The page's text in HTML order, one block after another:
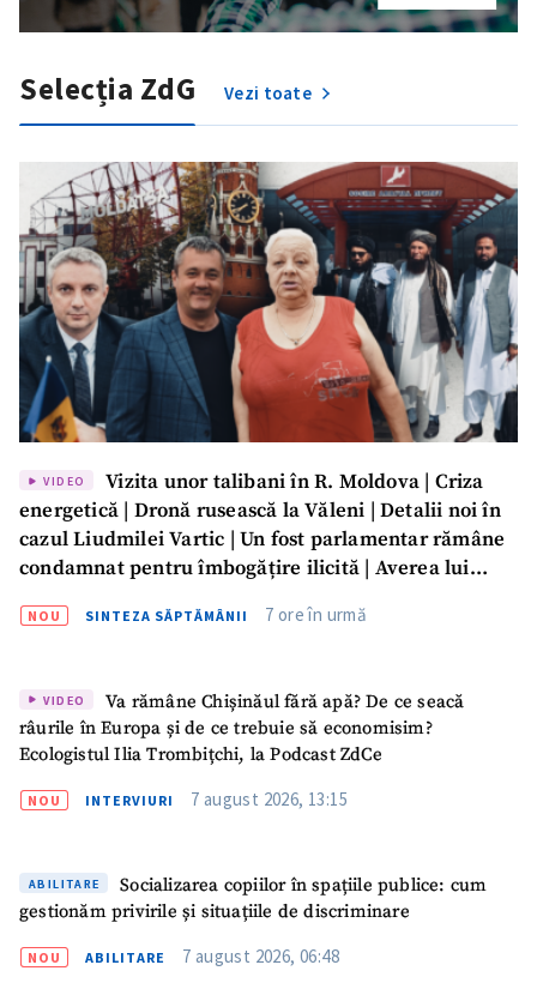
Trimite o informație
Despre ZdG
in English
на русском
Selecția ZdG Vezi toate
VIDEO
Vizita unor talibani în R. Moldova | Criza
energetică | Dronă rusească la Văleni | Detalii noi în
cazul Liudmilei Vartic | Un fost parlamentar rămâne
condamnat pentru îmbogățire ilicită | Averea lui
GARDĂ
NOU SINTEZA SĂPTĂMÂNII 7 ore în urmă
VIDEO
Va rămâne Chișinăul fără apă? De ce seacă
râurile în Europa și de ce trebuie să economisim?
Ecologistul Ilia Trombițchi, la Podcast ZdCe
NOU INTERVIURI 7 august 2026, 13:15
ABILITARE
Socializarea copiilor în spațiile publice: cum
gestionăm privirile și situațiile de discriminare
NOU ABILITARE 7 august 2026, 06:48